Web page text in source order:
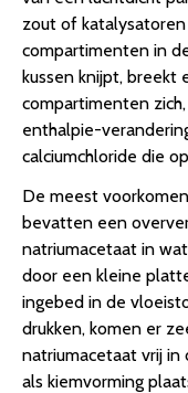
zout of
compartimenten in
kussen knijpt, breekt
compartimenten
enthalpie-
calciumchloride die
De meest
bevatten een
natriumacetaat in
door een kleine
ingebed in de
drukken, komen er
natriumacetaat vrij in
als kiemvorming